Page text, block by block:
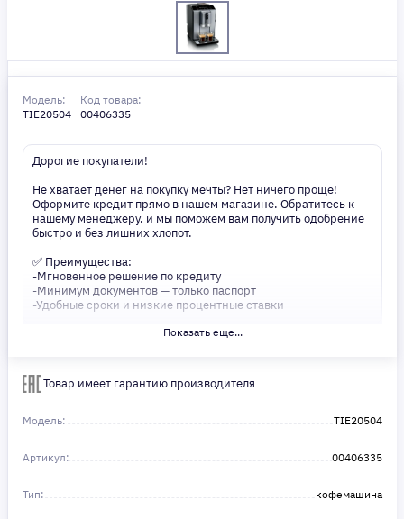
Модель:
TIE20504
Код товара:
00406335
Дорогие покупатели!
Не хватает денег на покупку мечты? Нет ничего проще!
Оформите кредит прямо в нашем магазине. Обратитесь к
нашему менеджеру, и мы поможем вам получить одобрение
быстро и без лишних хлопот.
✅ Преимущества:
-Мгновенное решение по кредиту
-Минимум документов — только паспорт
-Удобные сроки и низкие процентные ставки
Не откладывайте свои желания на потом! Получите то, что
Показать еще...
Товар имеет гарантию производителя
Модель: TIE20504
Артикул: 00406335
Тип: кофемашина